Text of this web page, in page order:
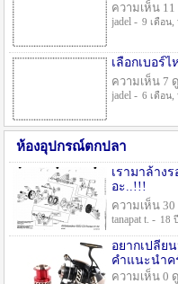
ความเห็น 11
jadel - 9 เดือน,
เลือกเบอร์
ความเห็น 7
jadel - 6 เดือน,
ห้องอุปกรณ์ตกปลา
เรามาล้างรอก
อะ..!!!
ความเห็น 30
tanapat t. - 18 ปี
อยากเปลี่ย
คำแนะนำค
ความเห็น 0